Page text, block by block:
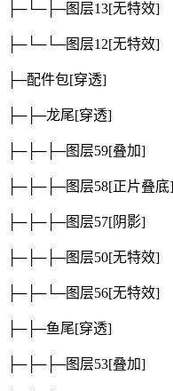
├─└─├─图层13[无特效]
├─└─└─图层12[无特效]
├─配件包[穿透]
├─├─龙尾[穿透]
├─├─├─图层59[叠加]
├─├─├─图层58[正片叠底]
├─├─├─图层57[阴影]
├─├─├─图层50[无特效]
├─├─└─图层56[无特效]
├─├─鱼尾[穿透]
├─├─├─图层53[叠加]